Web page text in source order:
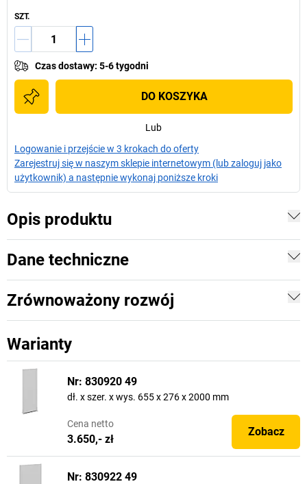
SZT.
Czas dostawy: 5-6 tygodni
DO KOSZYKA
Lub
Logowanie i przejście w 3 krokach do oferty
Zarejestruj się w naszym sklepie internetowym (lub zaloguj jako
użytkownik) a następnie wykonaj poniższe kroki
Opis produktu
Dane techniczne
Zrównoważony rozwój
Warianty
Nr: 830920 49
dł. x szer. x wys. 655 x 276 x 2000 mm
Cena netto
3.650,- zł
Zobacz
Nr: 830922 49